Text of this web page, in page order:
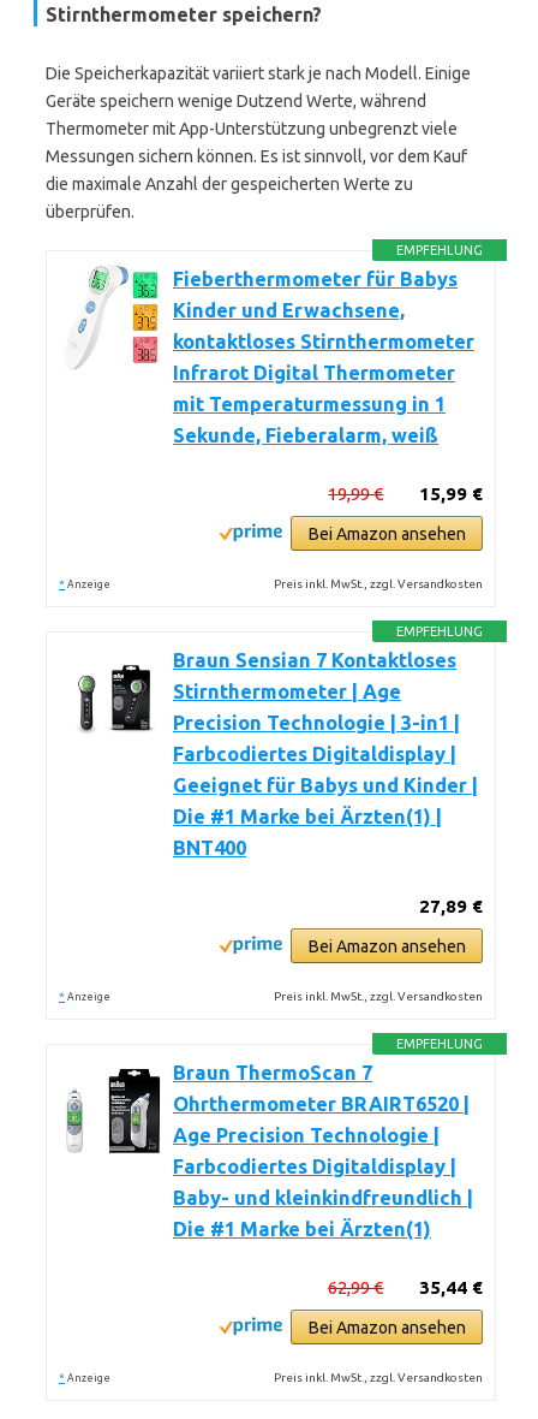
Stirnthermometer speichern?
Die Speicherkapazität variiert stark je nach Modell. Einige
Geräte speichern wenige Dutzend Werte, während
Thermometer mit App-Unterstützung unbegrenzt viele
Messungen sichern können. Es ist sinnvoll, vor dem Kauf
die maximale Anzahl der gespeicherten Werte zu
überprüfen.
EMPFEHLUNG
Fieberthermometer für Babys
Kinder und Erwachsene,
kontaktloses Stirnthermometer
Infrarot Digital Thermometer
mit Temperaturmessung in 1
Sekunde, Fieberalarm, weiß
15,99 €
19,99 €
Bei Amazon ansehen
* Anzeige Preis inkl. MwSt., zzgl. Versandkosten
EMPFEHLUNG
Braun Sensian 7 Kontaktloses
Stirnthermometer | Age
Precision Technologie | 3-in1 |
Farbcodiertes Digitaldisplay |
Geeignet für Babys und Kinder |
Die #1 Marke bei Ärzten(1) |
BNT400
27,89 €
Bei Amazon ansehen
* Anzeige Preis inkl. MwSt., zzgl. Versandkosten
EMPFEHLUNG
Braun ThermoScan 7
Ohrthermometer BRAIRT6520 |
Age Precision Technologie |
Farbcodiertes Digitaldisplay |
Baby- und kleinkindfreundlich |
Die #1 Marke bei Ärzten(1)
35,44 €
62,99 €
Bei Amazon ansehen
* Anzeige Preis inkl. MwSt., zzgl. Versandkosten